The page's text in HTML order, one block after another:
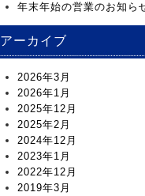
年末年始の営業のお知ら
アーカイブ
2026年3月
2026年1月
2025年12月
2025年2月
2024年12月
2023年1月
2022年12月
2019年3月